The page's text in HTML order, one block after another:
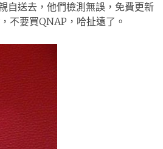
自送去，他們檢測無誤，免費更新
不要買QNAP，哈扯遠了。